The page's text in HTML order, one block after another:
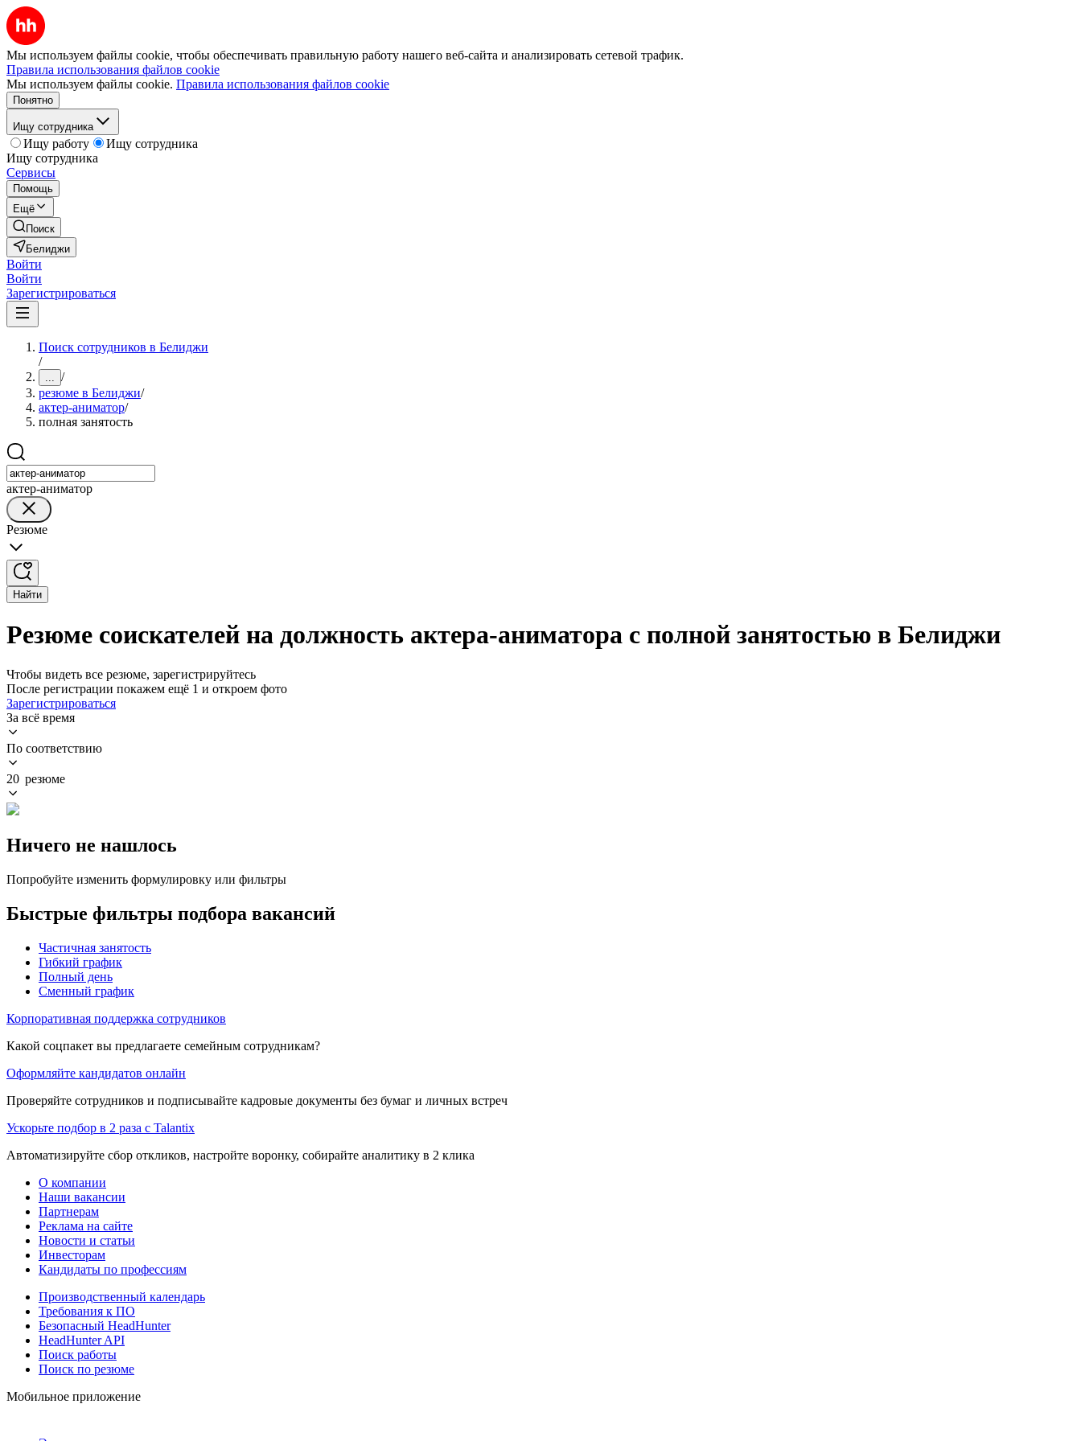
Мы используем файлы cookie, чтобы обеспечивать правильную работу нашего веб-сайта и анализировать сетевой трафик.
Правила использования файлов cookie
Мы используем файлы cookie. Правила использования файлов cookie
Понятно
Ищу сотрудника
Ищу работу
Ищу сотрудника
Ищу сотрудника
Сервисы
Помощь
Ещё
Поиск
Белиджи
Войти
Войти
Зарегистрироваться
Поиск сотрудников в Белиджи
/
... /
резюме в Белиджи/
актер-аниматор/
полная занятость
актер-аниматор
Резюме
Найти
Резюме соискателей на должность актера-аниматора с полной занятостью в Белиджи
Чтобы видеть все резюме, зарегистрируйтесь
После регистрации покажем ещё 1 и откроем фото
Зарегистрироваться
За всё время
По соответствию
20 резюме
Ничего не нашлось
Попробуйте изменить формулировку или фильтры
Быстрые фильтры подбора вакансий
Частичная занятость
Гибкий график
Полный день
Сменный график
Корпоративная поддержка сотрудников
Какой соцпакет вы предлагаете семейным сотрудникам?
Оформляйте кандидатов онлайн
Проверяйте сотрудников и подписывайте кадровые документы без бумаг и личных встреч
Ускорьте подбор в 2 раза с Talantix
Автоматизируйте сбор откликов, настройте воронку, собирайте аналитику в 2 клика
О компании
Наши вакансии
Партнерам
Реклама на сайте
Новости и статьи
Инвесторам
Кандидаты по профессиям
Производственный календарь
Требования к ПО
Безопасный HeadHunter
HeadHunter API
Поиск работы
Поиск по резюме
Мобильное приложение